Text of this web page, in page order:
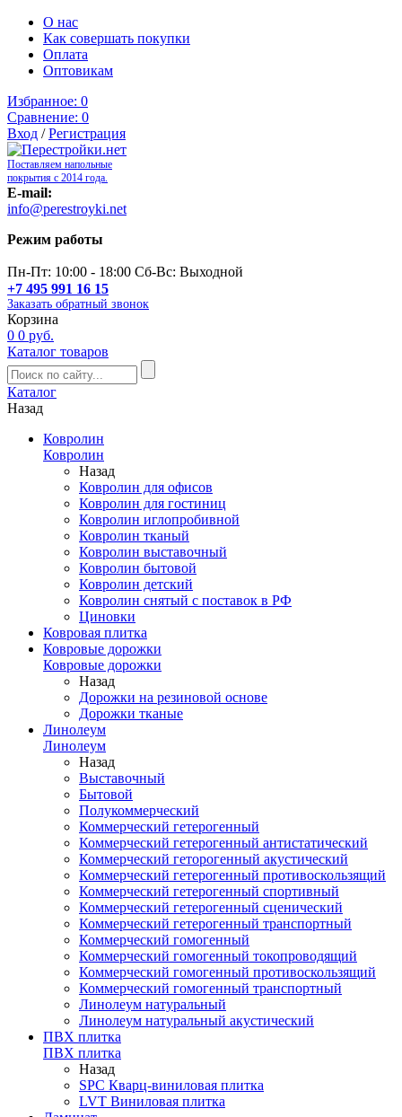
О нас
Как совершать покупки
Оплата
Оптовикам
Избранное: 0
Сравнение: 0
Вход /Регистрация
Поставляем напольные
покрытия с 2014 года.
E-mail:
info@perestroyki.net
Режим работы
Пн-Пт: 10:00 - 18:00 Сб-Вс: Выходной
+7 495 991 16 15
Заказать обратный звонок
Корзина
0 0 руб.
Каталог товаров
Каталог
Назад
Ковролин
Ковролин
Назад
Ковролин для офисов
Ковролин для гостиниц
Ковролин иглопробивной
Ковролин тканый
Ковролин выставочный
Ковролин бытовой
Ковролин детский
Ковролин снятый с поставок в РФ
Циновки
Ковровая плитка
Ковровые дорожки
Ковровые дорожки
Назад
Дорожки на резиновой основе
Дорожки тканые
Линолеум
Линолеум
Назад
Выставочный
Бытовой
Полукоммерческий
Коммерческий гетерогенный
Коммерческий гетерогенный антистатический
Коммерческий геторогенный акустический
Коммерческий гетерогенный противоскользящий
Коммерческий гетерогенный спортивный
Коммерческий гетерогенный сценический
Коммерческий гетерогенный транспортный
Коммерческий гомогенный
Коммерческий гомогенный токопроводящий
Коммерческий гомогенный противоскользящий
Коммерческий гомогенный транспортный
Линолеум натуральный
Линолеум натуральный акустический
ПВХ плитка
ПВХ плитка
Назад
SPC Кварц-виниловая плитка
LVT Виниловая плитка